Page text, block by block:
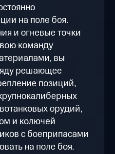
на поле боя.
и огневые точки
команду
вы
решающее
позиций,
орудий,
и колючей
с боеприпасами
на поле боя.